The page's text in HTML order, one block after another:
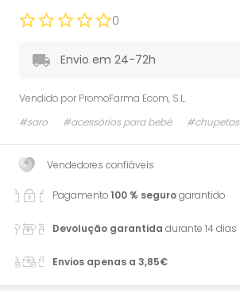
0
Envio em 24-72h
Vendido por PromoFarma Ecom, S.L.
#saro
#acessórios para bebé #chupetas
Vendedores confiáveis
Pagamento100 % segurogarantido
Devolução garantida durante 14 dias
Envios apenas a 3,85€